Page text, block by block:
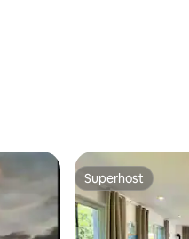
Superhost
Superhost